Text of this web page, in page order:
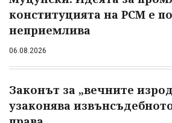
конституцията на РСМ е
неприемлива
06.08.2026
Законът за „вечните
узаконява